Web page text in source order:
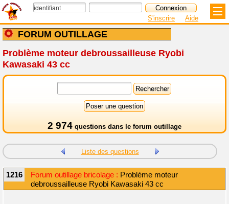
FORUM OUTILLAGE
S'inscrire Aide
Problème moteur debroussailleuse Ryobi
Kawasaki 43 cc
2 974 questions dans le forum outillage
Liste des questions
1216 Forum outillage bricolage : Problème moteur
debroussailleuse Ryobi Kawasaki 43 cc